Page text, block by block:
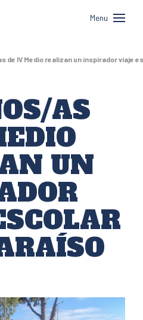
Menu
de IV Medio realizan un inspirador viaje
AS
UN